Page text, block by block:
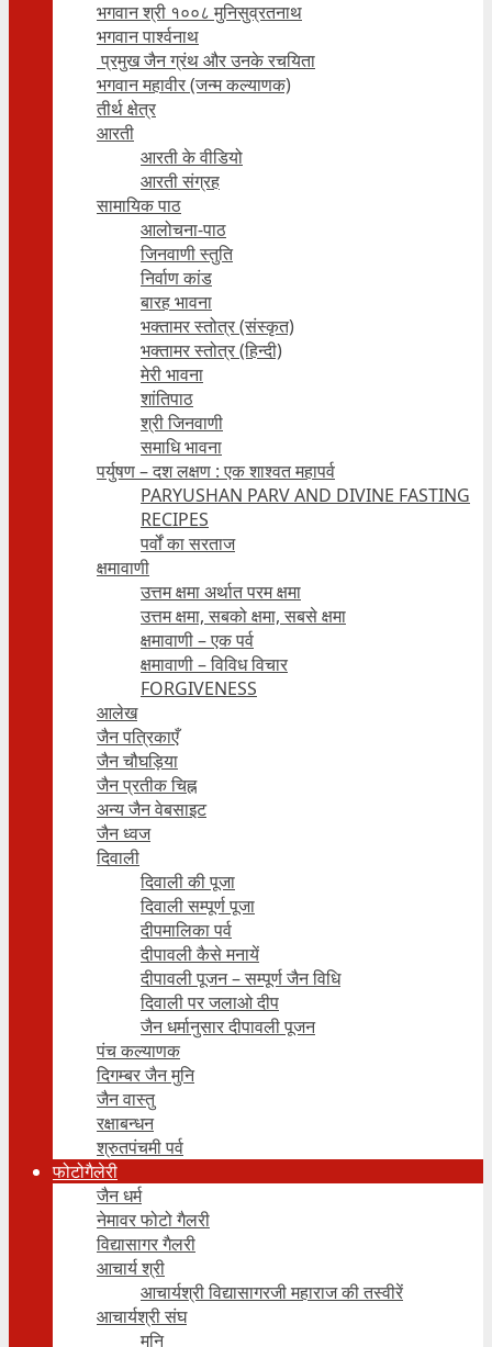
भगवान श्री १००८ मुनिसुव्रतनाथ
भगवान पार्श्वनाथ
प्रमुख जैन ग्रंथ और उनके रचयिता
भगवान महावीर (जन्म कल्याणक)
तीर्थ क्षेत्र
आरती
आरती के वीडियो
आरती संग्रह
सामायिक पाठ
आलोचना-पाठ
जिनवाणी स्तुति
निर्वाण कांड
बारह भावना
भक्तामर स्तोत्र (संस्कृत)
भक्तामर स्तोत्र (हिन्दी)
मेरी भावना
शांतिपाठ
श्री जिनवाणी
समाधि भावना
पर्युषण – दश लक्षण : एक शाश्वत महापर्व
PARYUSHAN PARV AND DIVINE FASTING
RECIPES
पर्वों का सरताज
क्षमावाणी
उत्तम क्षमा अर्थात परम क्षमा
उत्तम क्षमा, सबको क्षमा, सबसे क्षमा
क्षमावाणी – एक पर्व
क्षमावाणी – विविध विचार
FORGIVENESS
आलेख
जैन पत्रिकाएँ
जैन चौघड़िया
जैन प्रतीक चिह्न
अन्य जैन वेबसाइट
जैन ध्वज
दिवाली
दिवाली की पूजा
दिवाली सम्पूर्ण पूजा
दीपमालिका पर्व
दीपावली कैसे मनायें
दीपावली पूजन – सम्पूर्ण जैन विधि
दिवाली पर जलाओ दीप
जैन धर्मानुसार दीपावली पूजन
पंच कल्याणक
दिगम्बर जैन मुनि
जैन वास्तु
रक्षाबन्धन
श्रुतपंचमी पर्व
फोटोगैलेरी
जैन धर्म
नेमावर फोटो गैलरी
विद्यासागर गैलरी
आचार्य श्री
आचार्यश्री विद्यासागरजी महाराज की तस्वीरें
आचार्यश्री संघ
मुनि